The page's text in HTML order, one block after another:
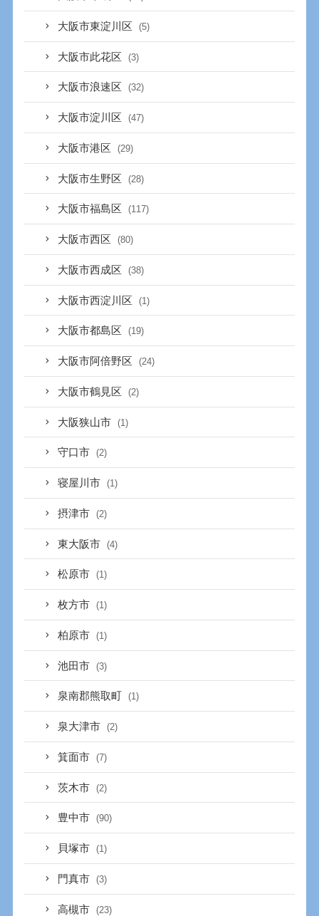
大阪市東淀川区 (5)
大阪市此花区 (3)
大阪市浪速区 (32)
大阪市淀川区 (47)
大阪市港区 (29)
大阪市生野区 (28)
大阪市福島区 (117)
大阪市西区 (80)
大阪市西成区 (38)
大阪市西淀川区 (1)
大阪市都島区 (19)
大阪市阿倍野区 (24)
大阪市鶴見区 (2)
大阪狭山市 (1)
守口市 (2)
寝屋川市 (1)
摂津市 (2)
東大阪市 (4)
松原市 (1)
枚方市 (1)
柏原市 (1)
池田市 (3)
泉南郡熊取町 (1)
泉大津市 (2)
箕面市 (7)
茨木市 (2)
豊中市 (90)
貝塚市 (1)
門真市 (3)
高槻市 (23)